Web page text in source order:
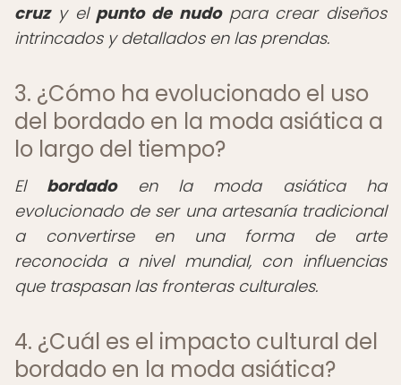
cruzy el punto de nudopara crear diseños
intrincados y detallados en las prendas.
3. ¿Cómo ha evolucionado el uso
del bordado en la moda asiática a
lo largo del tiempo?
El bordadoen la moda asiática ha
evolucionado de ser una artesanía tradicional
a convertirse en una forma de arte
reconocida a nivel mundial, con influencias
que traspasan las fronteras culturales.
4. ¿Cuál es el impacto cultural del
bordado en la moda asiática?